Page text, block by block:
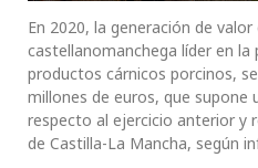
En 2020, la generación de valor
castellanomanchega líder en
productos cárnicos porcinos,
millones de euros, que supone
respecto al ejercicio anterior y
de Castilla-La Mancha, según